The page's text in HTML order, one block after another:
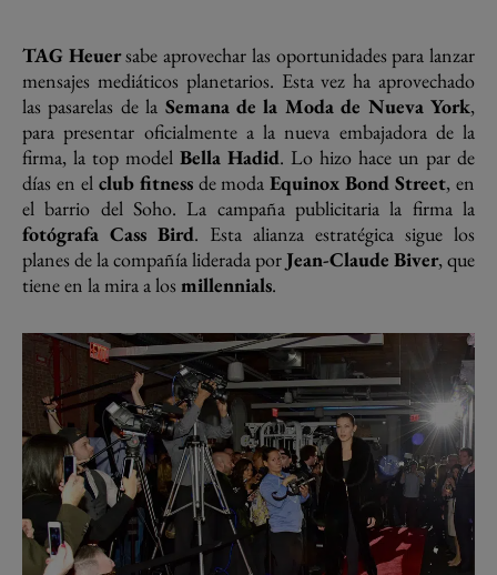
TAG Heuersabe aprovechar las oportunidades para lanzar
mensajes mediáticos planetarios. Esta vez ha aprovechado
las pasarelas de la Semana de la Moda de Nueva York,
para presentar oficialmente a la nueva embajadora de la
firma, la top model Bella Hadid. Lo hizo hace un par de
días en elclub fitnessde modaEquinox Bond Street, en
el barrio del Soho. La campaña publicitaria la firma la
fotógrafa Cass Bird. Esta alianza estratégica sigue los
planes de la compañía liderada por Jean-Claude Biver, que
tiene en la mira a los millennials.